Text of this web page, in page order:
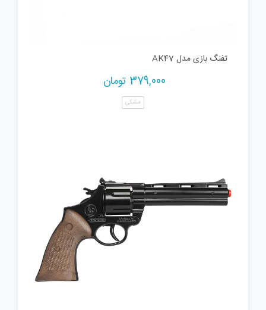
تفنگ بازی مدل AK47
379,000 تومان
مشکی